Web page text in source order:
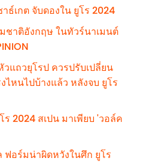
ธ์เกต จับดองใน ยูโร 2024
ชาติอังกฤษ ในทัวร์นาเมนต์
แถวยุโรป ควรปรับเปลี่ยน
ไหนไปบ้างแล้ว หลังจบ ยูโร
2024 สเปน มาเพียบ 'วอล์ค
ฟอร์มน่าผิดหวังในศึก ยูโร